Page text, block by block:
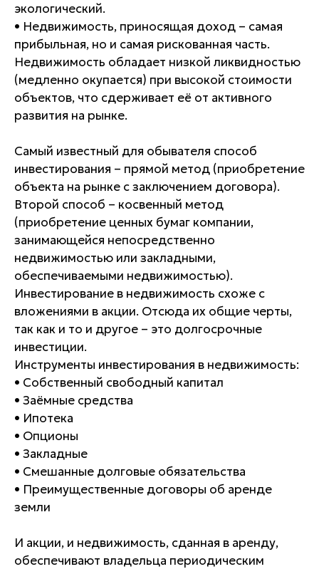
экологический.
• Недвижимость, приносящая доход – самая
прибыльная, но и самая рискованная часть.
Недвижимость обладает низкой ликвидностью
(медленно окупается) при высокой стоимости
объектов, что сдерживает её от активного
развития на рынке.
Самый известный для обывателя способ
инвестирования – прямой метод (приобретение
объекта на рынке с заключением договора).
Второй способ – косвенный метод
(приобретение ценных бумаг компании,
занимающейся непосредственно
недвижимостью или закладными,
обеспечиваемыми недвижимостью).
Инвестирование в недвижимость схоже с
вложениями в акции. Отсюда их общие черты,
так как и то и другое – это долгосрочные
инвестиции.
Инструменты инвестирования в недвижимость:
• Собственный свободный капитал
• Заёмные средства
• Ипотека
• Опционы
• Закладные
• Смешанные долговые обязательства
• Преимущественные договоры об аренде
земли
И акции, и недвижимость, сданная в аренду,
обеспечивают владельца периодическим